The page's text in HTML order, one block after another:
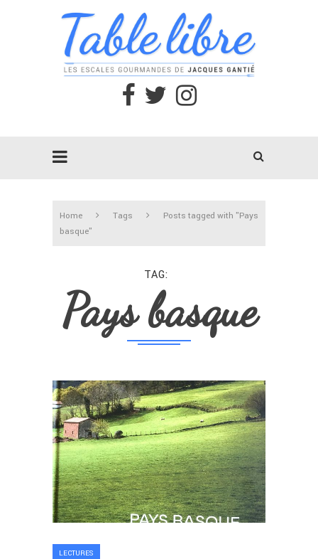
Home Tags
Posts tagged with "Pays
basque"
TAG
Pays basque
LECTURES